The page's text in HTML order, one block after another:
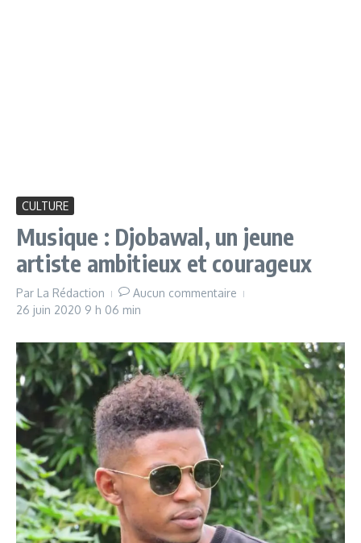
CULTURE
Musique : Djobawal, un jeune
artiste ambitieux et courageux
Par La Rédaction
Aucun commentaire
26 juin 2020 9 h 06 min